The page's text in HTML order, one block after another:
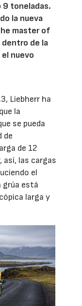
9 toneladas.
la nueva
master of
dentro de la
nuevo
Liebherr ha
la
se pueda
de
de 12
así, las cargas
el
grúa está
larga y